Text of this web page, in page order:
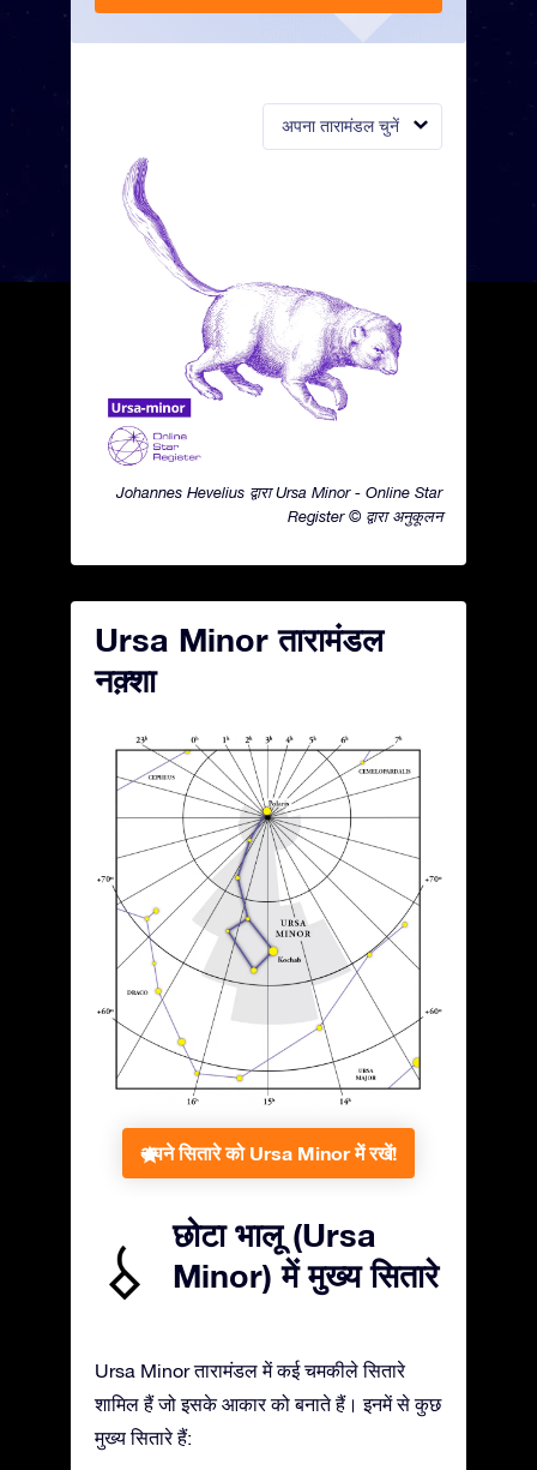
अपना तारामंडल चुनें
Johannes Hevelius द्वारा Ursa Minor - Online Star
Register © द्वारा अनुकूलन
Ursa Minor तारामंडल
नक़्शा
अपने सितारे को Ursa Minor में रखें!
छोटा भालू (Ursa
Minor) में मुख्य सितारे
Ursa Minor तारामंडल में कई चमकीले सितारे
शामिल हैं जो इसके आकार को बनाते हैं। इनमें से कुछ
मुख्य सितारे हैं: